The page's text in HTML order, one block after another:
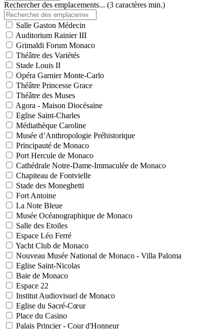
Rechercher des emplacements... (3 caractères min.)
Salle Gaston Médecin
Auditorium Rainier III
Grimaldi Forum Monaco
Théâtre des Variétés
Stade Louis II
Opéra Garnier Monte-Carlo
Théâtre Princesse Grace
Théâtre des Muses
Agora - Maison Diocésaine
Eglise Saint-Charles
Médiathèque Caroline
Musée d’Anthropologie Préhistorique
Principauté de Monaco
Port Hercule de Monaco
Cathédrale Notre-Dame-Immaculée de Monaco
Chapiteau de Fontvielle
Stade des Moneghetti
Fort Antoine
La Note Bleue
Musée Océanographique de Monaco
Salle des Etoiles
Espace Léo Ferré
Yacht Club de Monaco
Nouveau Musée National de Monaco - Villa Paloma
Eglise Saint-Nicolas
Baie de Monaco
Espace 22
Institut Audiovisuel de Monaco
Eglise du Sacré-Cœur
Place du Casino
Palais Princier - Cour d'Honneur